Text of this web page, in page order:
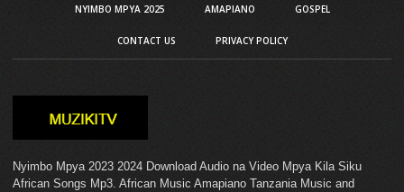
NYIMBO MPYA 2025 AMAPIANO GOSPEL
CONTACT US PRIVACY POLICY
Nyimbo Mpya 2023 2024 Download Audio na Video Mpya Kila Siku
African Songs Mp3. African Music Amapiano Tanzania Music and